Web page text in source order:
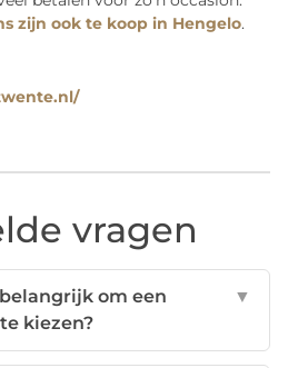
zijn ook te koop in Hengelo.
vragen
om een
kiezen?
▼